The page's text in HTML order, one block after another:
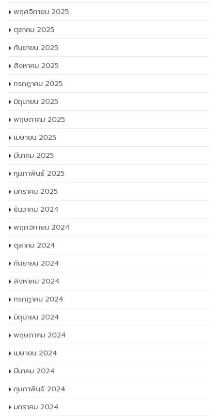
พฤศจิกายน 2025
ตุลาคม 2025
กันยายน 2025
สิงหาคม 2025
กรกฎาคม 2025
มิถุนายน 2025
พฤษภาคม 2025
เมษายน 2025
มีนาคม 2025
กุมภาพันธ์ 2025
มกราคม 2025
ธันวาคม 2024
พฤศจิกายน 2024
ตุลาคม 2024
กันยายน 2024
สิงหาคม 2024
กรกฎาคม 2024
มิถุนายน 2024
พฤษภาคม 2024
เมษายน 2024
มีนาคม 2024
กุมภาพันธ์ 2024
มกราคม 2024